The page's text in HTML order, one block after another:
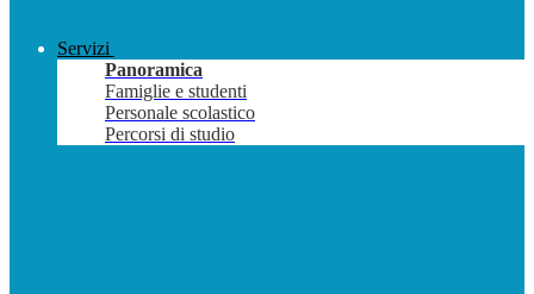
Servizi
Panoramica
Famiglie e studenti
Personale scolastico
Percorsi di studio